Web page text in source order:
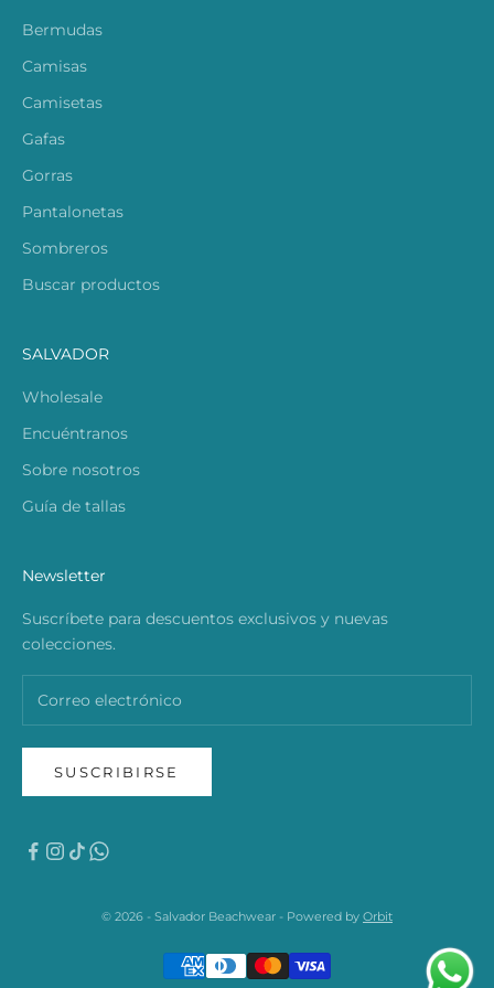
Bermudas
Camisas
Camisetas
Gafas
Gorras
Pantalonetas
Sombreros
Buscar productos
SALVADOR
Wholesale
Encuéntranos
Sobre nosotros
Guía de tallas
Newsletter
Suscríbete para descuentos exclusivos y nuevas
colecciones.
SUSCRIBIRSE
© 2026 - Salvador Beachwear - Powered by Orbit